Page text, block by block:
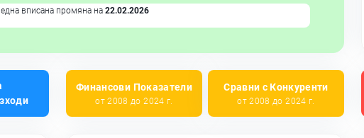
вписана промяна на 22.02.2026
Финансови Показатели
от 2008 до 2024 г.
Сравни с Конкуренти
от 2008 до 2024 г.